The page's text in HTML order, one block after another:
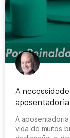
A
aposentadoria
A
vida de muitos